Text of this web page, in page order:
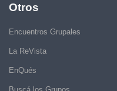
Otros
Encuentros Grupales
La ReVista
EnQués
Buscá los Grupos